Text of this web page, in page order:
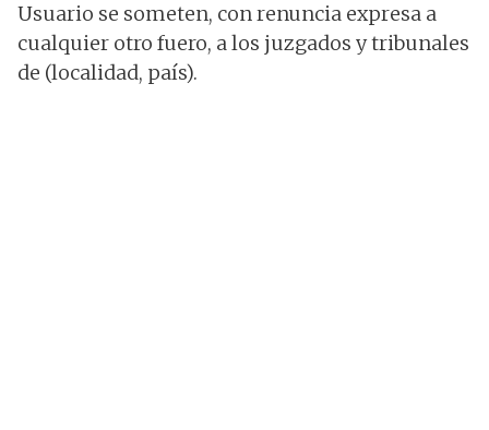
Usuario se someten, con renuncia expresa a
cualquier otro fuero, a los juzgados y tribunales
de (localidad, país).